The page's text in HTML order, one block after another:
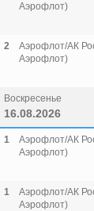
Аэрофлот)
2
Аэрофлот/АК
Аэрофлот)
Воскресенье
16.08.2026
1
Аэрофлот/АК
Аэрофлот)
1
Аэрофлот/АК
Аэрофлот)